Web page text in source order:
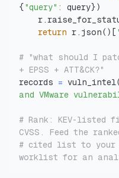
{ "query" : query})
return r.json( ) [
# "what should I
+ EPSS + ATT&CK?"
records = vuln_intel(
and VMware
# Rank: KEV-listed
CVSS. Feed the
# cited list to your
worklist for an